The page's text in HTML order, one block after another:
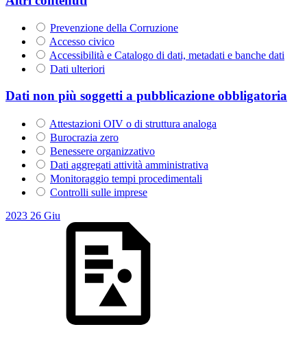
Prevenzione della Corruzione
Accesso civico
Accessibilità e Catalogo di dati, metadati e banche dati
Dati ulteriori
Dati non più soggetti a pubblicazione obbligatoria
Attestazioni OIV o di struttura analoga
Burocrazia zero
Benessere organizzativo
Dati aggregati attività amministrativa
Monitoraggio tempi procedimentali
Controlli sulle imprese
2023 26 Giu